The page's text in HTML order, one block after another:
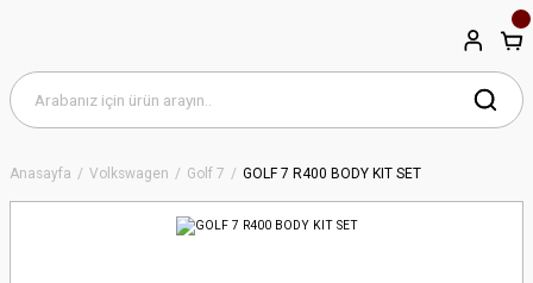
Anasayfa Volkswagen Golf 7 GOLF 7 R400 BODY KIT SET